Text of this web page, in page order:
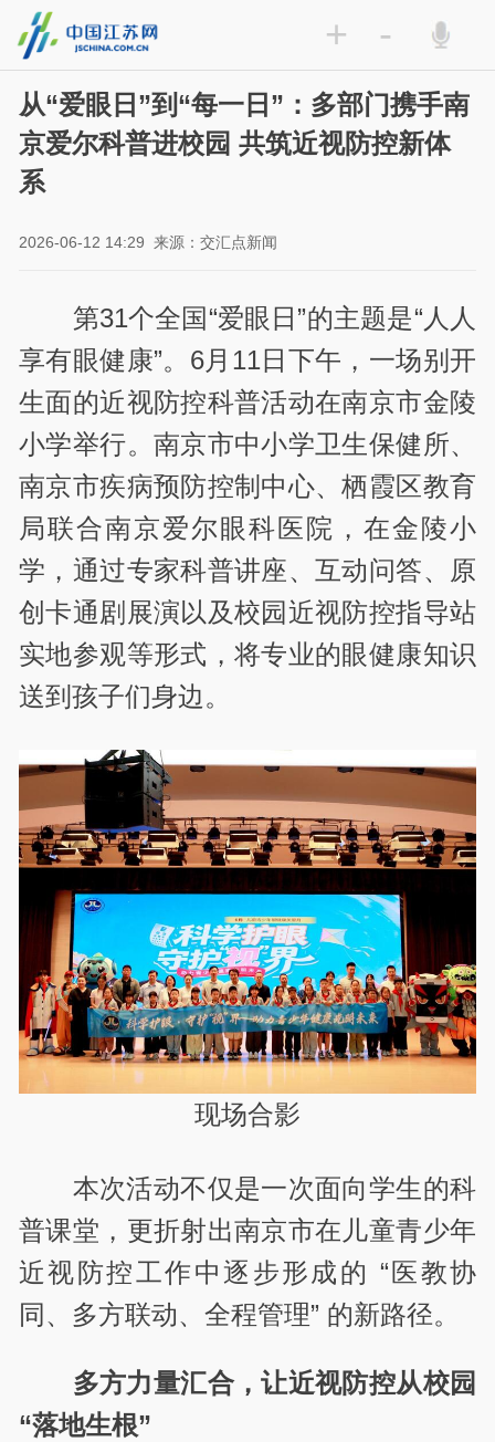
+ -
从“爱眼日”到“每一日”：多部门携手南
京爱尔科普进校园 共筑近视防控新体
系
2026-06-12 14:29 来源：交汇点新闻
第31个全国“爱眼日”的主题是“人人
享有眼健康”。6月11日下午，一场别开
生面的近视防控科普活动在南京市金陵
小学举行。南京市中小学卫生保健所、
南京市疾病预防控制中心、栖霞区教育
局联合南京爱尔眼科医院，在金陵小
学，通过专家科普讲座、互动问答、原
创卡通剧展演以及校园近视防控指导站
实地参观等形式，将专业的眼健康知识
送到孩子们身边。
现场合影
本次活动不仅是一次面向学生的科
普课堂，更折射出南京市在儿童青少年
近视防控工作中逐步形成的 “医教协
同、多方联动、全程管理” 的新路径。
多方力量汇合，让近视防控从校园
“落地生根”